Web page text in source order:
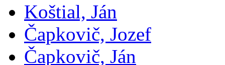
Koštial, Ján
Čapkovič, Jozef
Čapkovič, Ján